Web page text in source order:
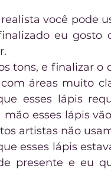
você pode
eu
tons, e finalizar
áreas muito
esses lápis
mão esses lápis
artistas não
esses lápis
presente e eu